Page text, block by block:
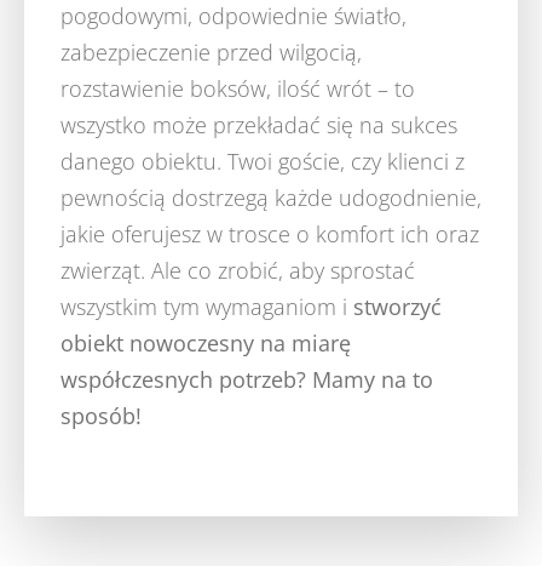
pogodowymi, odpowiednie światło,
zabezpieczenie przed wilgocią,
rozstawienie boksów, ilość wrót – to
wszystko może przekładać się na sukces
danego obiektu. Twoi goście, czy klienci z
pewnością dostrzegą każde udogodnienie,
jakie oferujesz w trosce o komfort ich oraz
zwierząt. Ale co zrobić, aby sprostać
wszystkim tym wymaganiom i stworzyć
obiekt nowoczesny na miarę
współczesnych potrzeb? Mamy na to
sposób!